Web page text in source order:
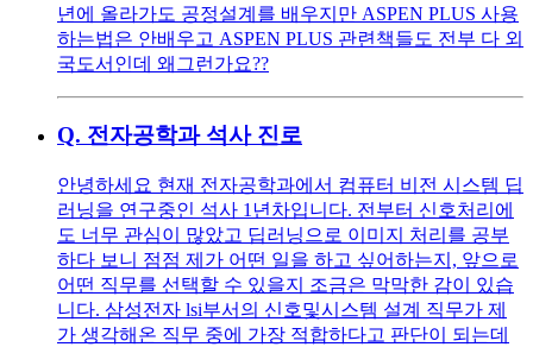
년에 올라가도 공정설계를 배우지만 ASPEN PLUS 사용
하는법은 안배우고 ASPEN PLUS 관련책들도 전부 다 외
국도서인데 왜그런가요??
Q. 전자공학과 석사 진로
안녕하세요 현재 전자공학과에서 컴퓨터 비전 시스템 딥
러닝을 연구중인 석사 1년차입니다. 전부터 신호처리에
도 너무 관심이 많았고 딥러닝으로 이미지 처리를 공부
하다 보니 점점 제가 어떤 일을 하고 싶어하는지, 앞으로
어떤 직무를 선택할 수 있을지 조금은 막막한 감이 있습
니다. 삼성전자 lsi부서의 신호및시스템 설계 직무가 제
가 생각해온 직무 중에 가장 적합하다고 판단이 되는데